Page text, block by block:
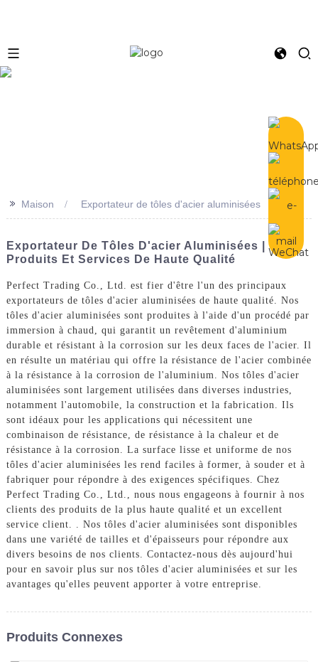
>> Maison Exportateur de tôles d'acier aluminisées
Exportateur De Tôles D'acier Aluminisées |
Produits Et Services De Haute Qualité
Perfect Trading Co., Ltd. est fier d'être l'un des principaux
exportateurs de tôles d'acier aluminisées de haute qualité. Nos
tôles d'acier aluminisées sont produites à l'aide d'un procédé par
immersion à chaud, qui garantit un revêtement d'aluminium
durable et résistant à la corrosion sur les deux faces de l'acier. Il
en résulte un matériau qui offre la résistance de l'acier combinée
à la résistance à la corrosion de l'aluminium. Nos tôles d'acier
aluminisées sont largement utilisées dans diverses industries,
notamment l'automobile, la construction et la fabrication. Ils
sont idéaux pour les applications qui nécessitent une
combinaison de résistance, de résistance à la chaleur et de
résistance à la corrosion. La surface lisse et uniforme de nos
tôles d'acier aluminisées les rend faciles à former, à souder et à
fabriquer pour répondre à des exigences spécifiques. Chez
Perfect Trading Co., Ltd., nous nous engageons à fournir à nos
clients des produits de la plus haute qualité et un excellent
service client. . Nos tôles d'acier aluminisées sont disponibles
dans une variété de tailles et d'épaisseurs pour répondre aux
divers besoins de nos clients. Contactez-nous dès aujourd'hui
pour en savoir plus sur nos tôles d'acier aluminisées et sur les
avantages qu'elles peuvent apporter à votre entreprise.
Produits Connexes